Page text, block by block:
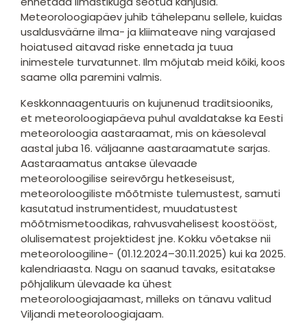
Meteoroloogiapäev juhib tähelepanu sellele, kuidas
usaldusväärne ilma- ja kliimateave ning varajased
hoiatused aitavad riske ennetada ja tuua
inimestele turvatunnet. Ilm mõjutab meid kõiki, koos
saame olla paremini valmis.
Keskkonnaagentuuris on kujunenud traditsiooniks,
et meteoroloogiapäeva puhul avaldatakse ka Eesti
meteoroloogia aastaraamat, mis on käesoleval
aastal juba 16. väljaanne aastaraamatute sarjas.
Aastaraamatus antakse ülevaade
meteoroloogilise seirevõrgu hetkeseisust,
meteoroloogiliste mõõtmiste tulemustest, samuti
kasutatud instrumentidest, muudatustest
mõõtmismetoodikas, rahvusvahelisest koostööst,
olulisematest projektidest jne. Kokku võetakse nii
meteoroloogiline- (01.12.2024–30.11.2025) kui ka 2025.
kalendriaasta. Nagu on saanud tavaks, esitatakse
põhjalikum ülevaade ka ühest
meteoroloogiajaamast, milleks on tänavu valitud
Viljandi meteoroloogiajaam.